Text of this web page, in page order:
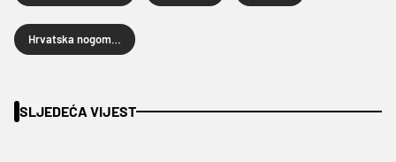
SLJEDEĆA VIJEST